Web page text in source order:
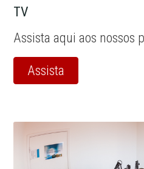
TV
Assista aqui aos nossos
Assista